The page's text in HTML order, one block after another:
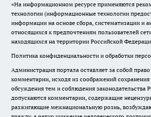
«На информационном ресурсе применяются
технологии (информационные технологии
информации на основе сбора, систематизации и
относящихся к предпочтениям пользователей
находящихся на территории Российской
Политика конфиденциальности и обработки
Администрация портала оставляет за собой
комментарии, исходя из соображений сохранения
обсуждения тем и соблюдения законодательства
допускаются комментарии, содержащие
разжигающие межнациональную рознь,